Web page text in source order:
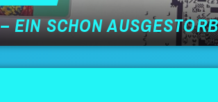
EIN SCHON